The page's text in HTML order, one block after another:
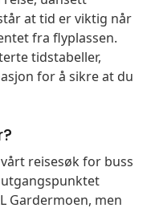
at tid er viktig når
fra flyplassen.
tidstabeller,
for å sikre at du
reisesøk for buss
Gardermoen, men